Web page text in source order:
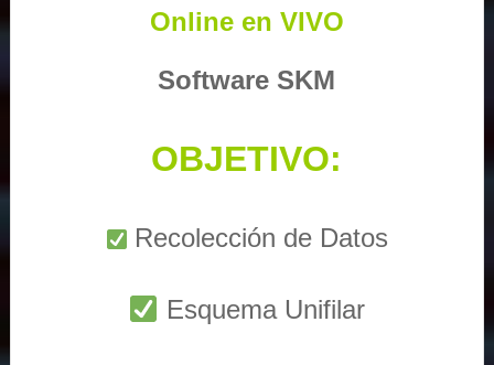
Online en VIVO
Software SKM
OBJETIVO:
Recolección de Datos
Esquema Unifilar